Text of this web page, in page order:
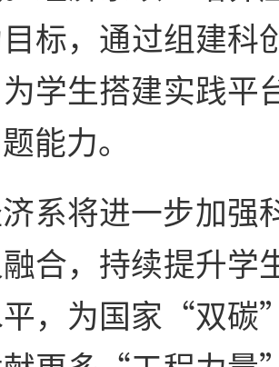
标，通过组建科
学生搭建实践平
能力。
系将进一步加强
合，持续提升学
，为国家“双碳